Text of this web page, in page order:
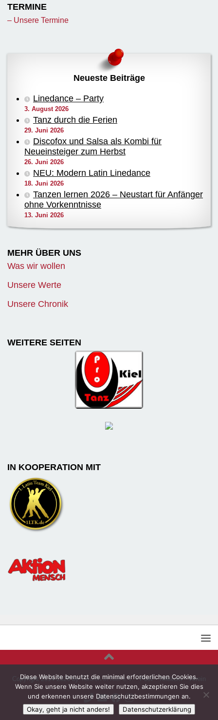
TERMINE
– Unsere Termine
Neueste Beiträge
Linedance – Party
3. August 2026
Tanz durch die Ferien
29. Juni 2026
Discofox und Salsa als Kombi für
Neueinsteiger zum Herbst
26. Juni 2026
NEU: Modern Latin Linedance
18. Juni 2026
Tanzen lernen 2026 – Neustart für Anfänger
ohne Vorkenntnisse
13. Juni 2026
MEHR ÜBER UNS
Was wir wollen
Unsere Werte
Unsere Chronik
WEITERE SEITEN
IN KOOPERATION MIT
Copyright 2014-2026 byTanzen in Kiel e.V.- Post - Telekom - Verein
Diese Website benutzt die minimal erforderlichen Cookies.
Wenn Sie unsere Website weiter nutzen, akzeptieren Sie dies
und erkennen unsere Datenschutzbestimmungen an.
Okay, geht ja nicht anders!
Datenschutzerklärung